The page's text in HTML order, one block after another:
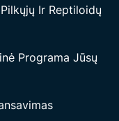
Ir Reptiloidų
Programa Jūsų